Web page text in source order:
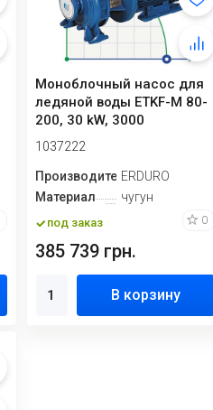
Моноблочный насос для
ледяной воды ETKF-M 80-
200, 30 kW, 3000
1037222
ПроизводительERDURO
Материал
чугун
под заказ 0
385 739 грн.
В корзину